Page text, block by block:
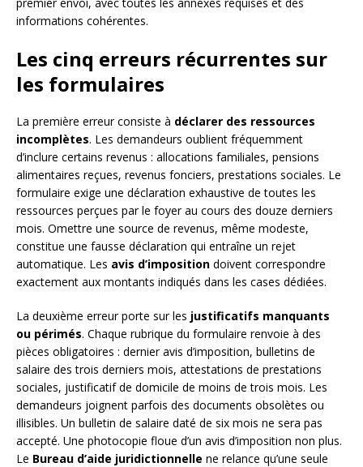
informations cohérentes.
Les cinq erreurs récurrentes sur
les formulaires
La première erreur consiste à déclarer des ressources
incomplètes. Les demandeurs oublient fréquemment
d’inclure certains revenus : allocations familiales, pensions
alimentaires reçues, revenus fonciers, prestations sociales. Le
formulaire exige une déclaration exhaustive de toutes les
ressources perçues par le foyer au cours des douze derniers
mois. Omettre une source de revenus, même modeste,
constitue une fausse déclaration qui entraîne un rejet
automatique. Les avis d’imposition doivent correspondre
exactement aux montants indiqués dans les cases dédiées.
La deuxième erreur porte sur les justificatifs manquants
ou périmés. Chaque rubrique du formulaire renvoie à des
pièces obligatoires : dernier avis d’imposition, bulletins de
salaire des trois derniers mois, attestations de prestations
sociales, justificatif de domicile de moins de trois mois. Les
demandeurs joignent parfois des documents obsolètes ou
illisibles. Un bulletin de salaire daté de six mois ne sera pas
accepté. Une photocopie floue d’un avis d’imposition non plus.
Le Bureau d’aide juridictionnelle ne relance qu’une seule